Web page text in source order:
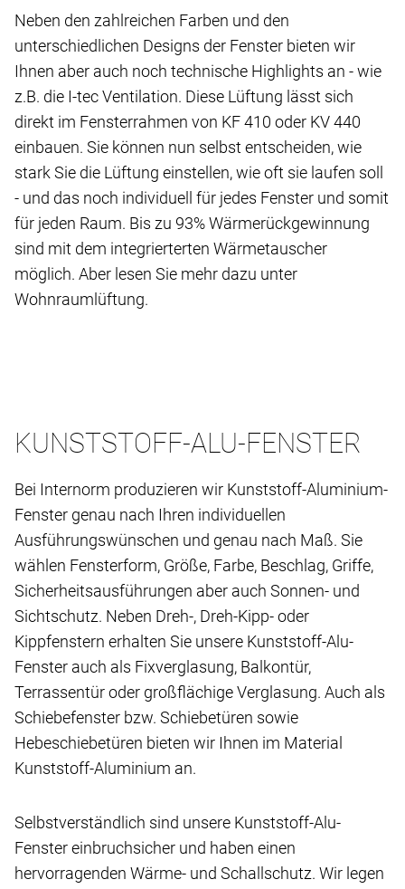
Neben den zahlreichen Farben und den
unterschiedlichen Designs der Fenster bieten wir
Ihnen aber auch noch technische Highlights an - wie
z.B. die I-tec Ventilation. Diese Lüftung lässt sich
direkt im Fensterrahmen von KF 410 oder KV 440
einbauen. Sie können nun selbst entscheiden, wie
stark Sie die Lüftung einstellen, wie oft sie laufen soll
- und das noch individuell für jedes Fenster und somit
für jeden Raum. Bis zu 93% Wärmerückgewinnung
sind mit dem integrierterten Wärmetauscher
möglich. Aber lesen Sie mehr dazu unter
Wohnraumlüftung.
KUNSTSTOFF-ALU-FENSTER
Bei Internorm produzieren wir Kunststoff-Aluminium-
Fenster genau nach Ihren individuellen
Ausführungswünschen und genau nach Maß. Sie
wählen Fensterform, Größe, Farbe, Beschlag, Griffe,
Sicherheitsausführungen aber auch Sonnen- und
Sichtschutz. Neben Dreh-, Dreh-Kipp- oder
Kippfenstern erhalten Sie unsere Kunststoff-Alu-
Fenster auch als Fixverglasung, Balkontür,
Terrassentür oder großflächige Verglasung. Auch als
Schiebefenster bzw. Schiebetüren sowie
Hebeschiebetüren bieten wir Ihnen im Material
Kunststoff-Aluminium an.
Selbstverständlich sind unsere Kunststoff-Alu-
Fenster einbruchsicher und haben einen
hervorragenden Wärme- und Schallschutz. Wir legen